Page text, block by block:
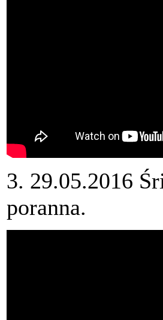
3. 29.05.2016
poranna.